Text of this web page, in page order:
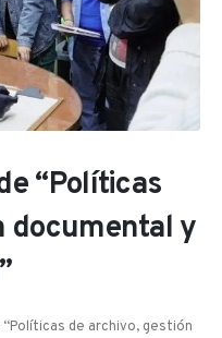
“Políticas
documental y
de archivo, gestión